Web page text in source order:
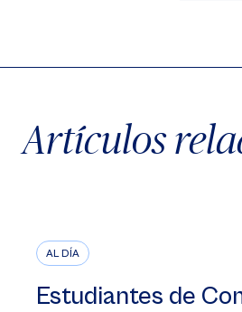
Artículos
AL DÍA
Estudiantes de